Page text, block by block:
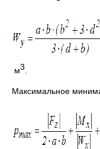
м3
Максимальное